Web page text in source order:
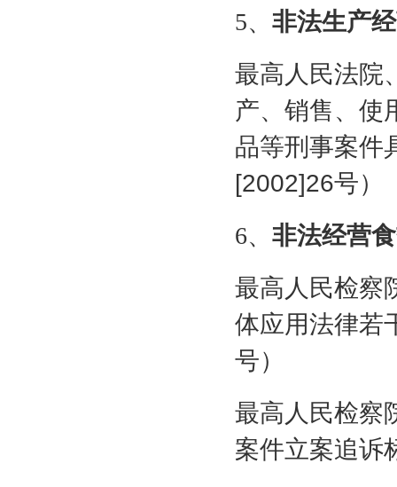
5、 非法生产
最高人民法院
产、销售、使
品等刑事案件
[2002]26号）
6、 非法经营
最高人民检察
体应用法律若
号）
最高人民检察
案件立案追诉